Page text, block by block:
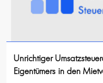
Unrichtiger
Eigentümers in den